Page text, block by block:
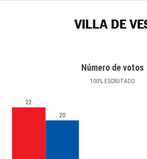
VILLA DE
Número de votos
100% ESCRUTADO
22
20